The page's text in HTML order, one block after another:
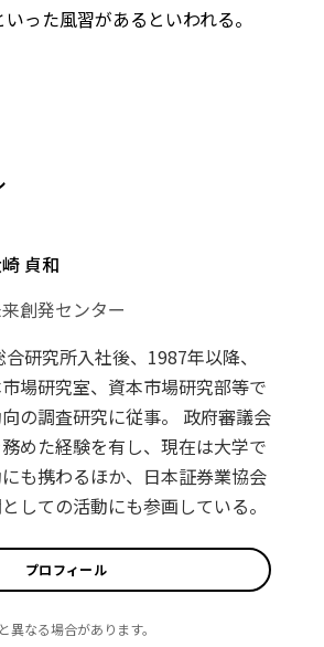
った風習があるといわれる。
貞和
創発センター
研究所入社後、1987年以降、
場研究室、資本市場研究部等で
の調査研究に従事。 政府審議会
めた経験を有し、現在は大学で
も携わるほか、日本証券業協会
しての活動にも参画している。
プロフィール
なる場合があります。